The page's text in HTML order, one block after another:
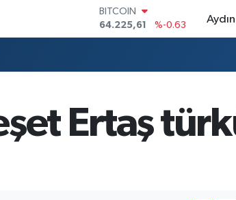
BITCOIN
64.225,61
%-0.63
DOLAR
GRAM ALTIN
6510.40
%0.45
Aydın
Ertaş